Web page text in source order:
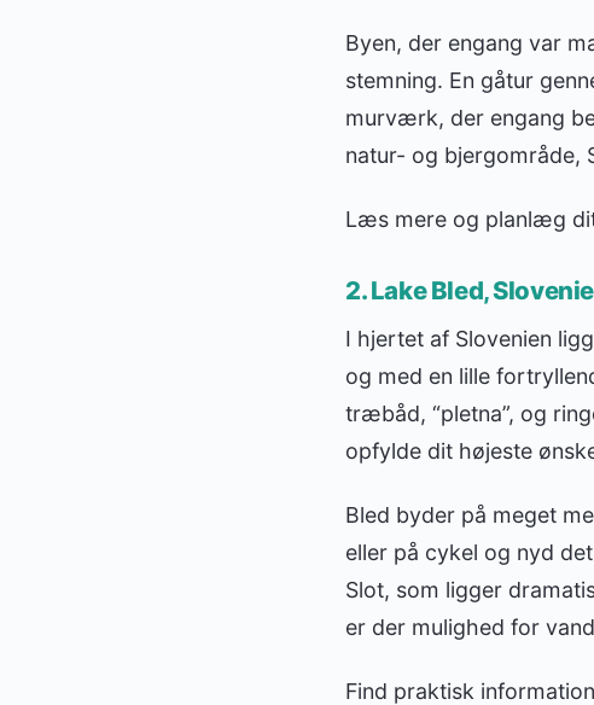
Byen, der engang var
stemning. En gåtur
murværk, der engang
natur- og bjergområde,
Læs mere og planlæg
2. Lake Bled,
I hjertet af Slovenien
og med en lille
træbåd, “pletna”, og
opfylde dit højeste
Bled byder på meget
eller på cykel og nyd
Slot, som ligger
er der mulighed for
Find praktisk